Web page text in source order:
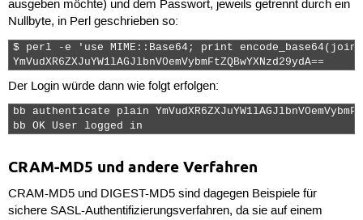
ausgeben möchte) und dem Passwort, jeweils getrennt durch ein
Nullbyte, in Perl geschrieben so:
$ perl -e 'use MIME::Base64; print encode_base64(join
YmVudXR6ZXJuYW1lAGJlbnV0emVybmFtZQBwYXNzd29ydA==
Der Login würde dann wie folgt erfolgen:
bb authenticate plain
bb OK User logged in
CRAM-MD5 und andere Verfahren
CRAM-MD5und DIGEST-MD5sind dagegen Beispiele für
sichere SASL-Authentifizierungsverfahren, da sie auf einem